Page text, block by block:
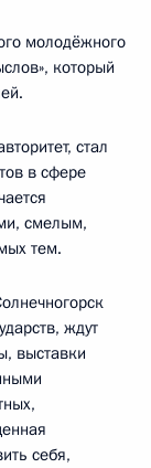
молодёжного
который
стал
в сфере
смелым,
тем.
ждут
выставки
себя,